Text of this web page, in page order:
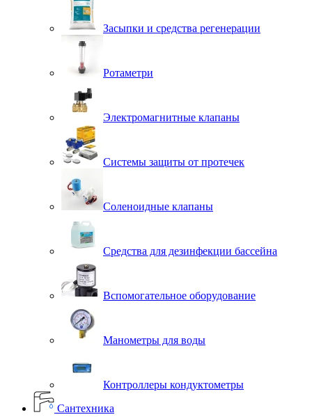
Засыпки и средства регенерации
Ротаметри
Электромагнитные клапаны
Системы защиты от протечек
Соленоидные клапаны
Средства для дезинфекции бассейна
Вспомогательное оборудование
Манометры для воды
Контроллеры кондуктометры
Сантехника